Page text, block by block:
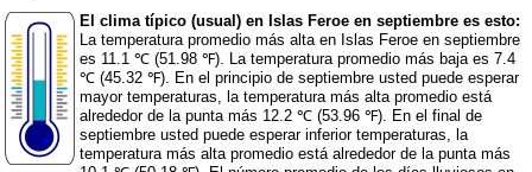
El clima típico (usual) en Islas Feroe en septiembre es esto:
La temperatura promedio más alta en Islas Feroe en septiembre
es 11.1 ℃ (51.98 ℉). La temperatura promedio más baja es 7.4
℃ (45.32 ℉). En el principio de septiembre usted puede esperar
mayor temperaturas, la temperatura más alta promedio está
alrededor de la punta más 12.2 ℃ (53.96 ℉). En el final de
septiembre usted puede esperar inferior temperaturas, la
temperatura más alta promedio está alrededor de la punta más